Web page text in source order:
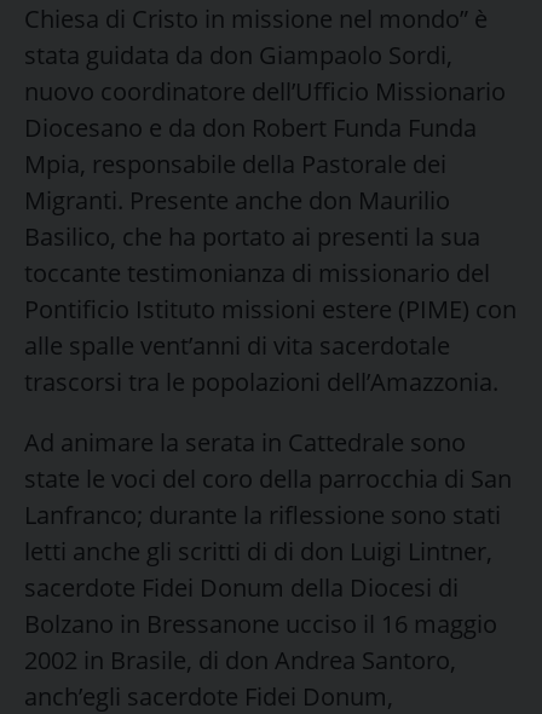
Chiesa di Cristo in missione nel mondo” è
stata guidata da don Giampaolo Sordi,
nuovo coordinatore dell’Ufficio Missionario
Diocesano e da don Robert Funda Funda
Mpia, responsabile della Pastorale dei
Migranti. Presente anche don Maurilio
Basilico, che ha portato ai presenti la sua
toccante testimonianza di missionario del
Pontificio Istituto missioni estere (PIME) con
alle spalle vent’anni di vita sacerdotale
trascorsi tra le popolazioni dell’Amazzonia.
Ad animare la serata in Cattedrale sono
state le voci del coro della parrocchia di San
Lanfranco; durante la riflessione sono stati
letti anche gli scritti di di don Luigi Lintner,
sacerdote Fidei Donum della Diocesi di
Bolzano in Bressanone ucciso il 16 maggio
2002 in Brasile, di don Andrea Santoro,
anch’egli sacerdote Fidei Donum,